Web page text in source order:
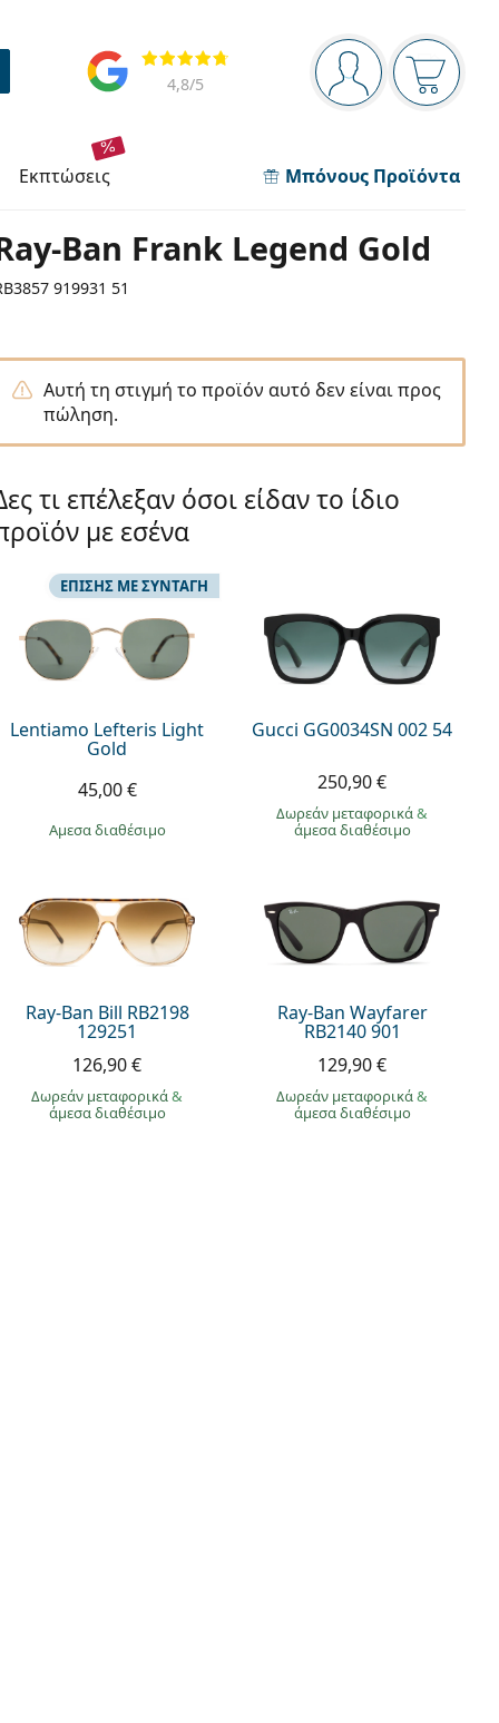
Πίνακας πλοήγησης
Είστε
Το
Αξιολογήσεις
4,8/5
εκπτώσεις Μπόνους Προϊόντα
Ban Frank Legend Gold
919931 51
Αυτή τη στιγμή το προϊόν αυτό δεν είναι προς
πώληση.
τι επέλεξαν όσοι είδαν το ίδιο
με εσένα
Lentiamo Lefteris Light
Gold
ΕΠΊΣΗΣ ΜΕ ΣΥΝΤΑΓΉ
45,00 €
άμεσα διαθέσιμο
Gucci GG0034SN 002 54
250,90 €
Δωρεάν μεταφορικά&
άμεσα διαθέσιμο
Ray-Ban Bill RB2198
129251
126,90 €
Δωρεάν μεταφορικά&
άμεσα διαθέσιμο
Ray-Ban Wayfarer
RB2140 901
129,90 €
Δωρεάν μεταφορικά&
άμεσα διαθέσιμο